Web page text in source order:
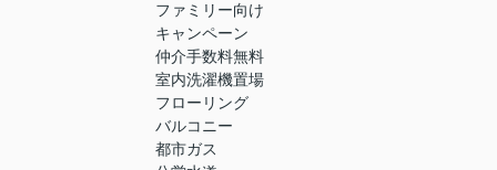
ファミリー向け
キャンペーン
仲介手数料無料
室内洗濯機置場
フローリング
バルコニー
都市ガス